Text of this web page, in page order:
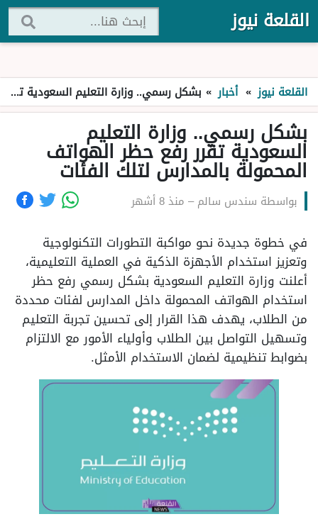
القلعة نيوز
القلعة نيوز » أخبار » بشكل رسمي.. وزارة التعليم السعودية تقرر رفع حظر الهواتف المحمولة بالمدارس لتلك الفئات
بشكل رسمي.. وزارة التعليم
السعودية تقرر رفع حظر الهواتف
المحمولة بالمدارس لتلك الفئات
بواسطة سندس سالم– منذ 8 أشهر
في خطوة جديدة نحو مواكبة التطورات التكنولوجية
وتعزيز استخدام الأجهزة الذكية في العملية التعليمية،
أعلنت وزارة التعليم السعودية بشكل رسمي رفع حظر
استخدام الهواتف المحمولة داخل المدارس لفئات محددة
من الطلاب، يهدف هذا القرار إلى تحسين تجربة التعليم
وتسهيل التواصل بين الطلاب وأولياء الأمور مع الالتزام
بضوابط تنظيمية لضمان الاستخدام الأمثل.